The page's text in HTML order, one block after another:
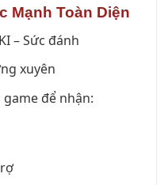
Mạnh Toàn Diện
– Sức đánh
xuyên
để nhận: